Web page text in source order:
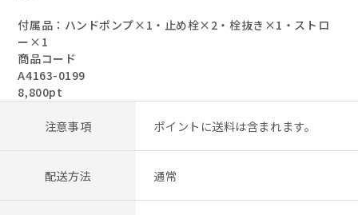
付属品：ハンドポンプ×1・止め栓×2・栓抜き×1・ストロ
ー×1
商品コード
A4163-0199
8,800pt
注意事項 ポイントに送料は含まれます。
配送方法 通常